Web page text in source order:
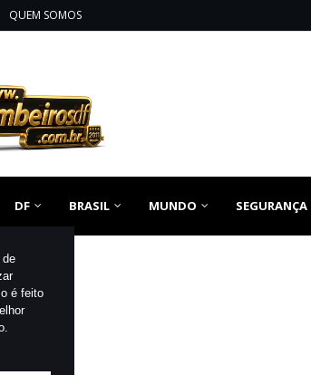
de
é feito
QUEM SOMOS
DF BRASIL MUNDO